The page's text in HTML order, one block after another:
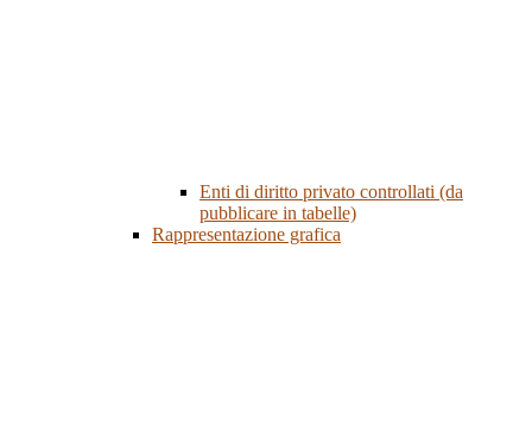
Enti di diritto privato controllati (da
pubblicare in tabelle)
Rappresentazione grafica